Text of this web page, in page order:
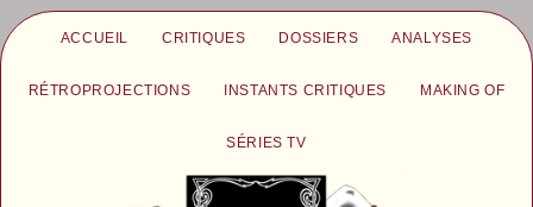
ACCUEIL CRITIQUES DOSSIERS ANALYSES
RÉTROPROJECTIONS INSTANTS CRITIQUES MAKING OF
SÉRIES TV